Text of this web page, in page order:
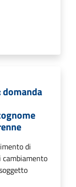
domanda
di
cambiamento